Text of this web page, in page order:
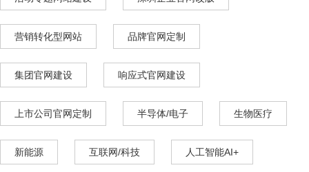
营销转化型网站 品牌官网定制
集团官网建设 响应式官网建设
上市公司官网定制 半导体/电子 生物医疗
新能源 互联网/科技 人工智能AI+